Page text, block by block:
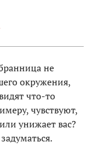
не
окружения,
что-то
чувствуют,
унижает вас?